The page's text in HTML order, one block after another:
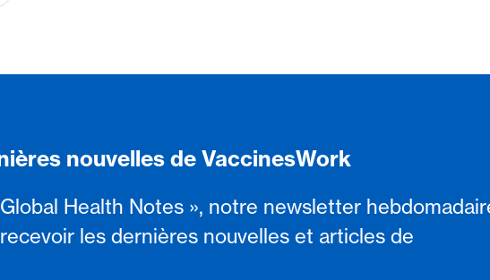
nouvelles de VaccinesWork
Health Notes », notre newsletter
les dernières nouvelles et articles de